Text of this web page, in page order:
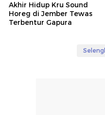
Akhir Hidup Kru Sound
Horeg di Jember Tewas
Terbentur Gapura